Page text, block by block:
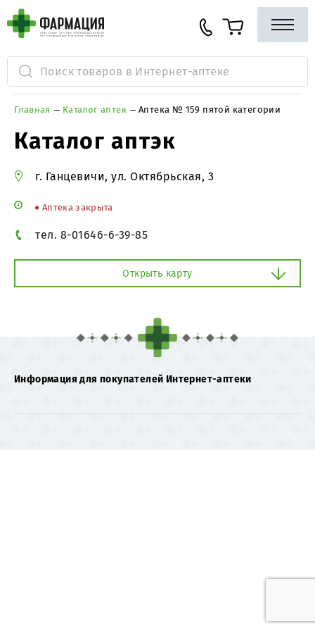
Главная Каталог аптек Аптека № 159 пятой категории
Каталог аптэк
г. Ганцевичи, ул. Октябрьская, 3
Аптека закрыта
тел. 8-01646-6-39-85
Открыть карту
Информация для покупателей Интернет-аптеки